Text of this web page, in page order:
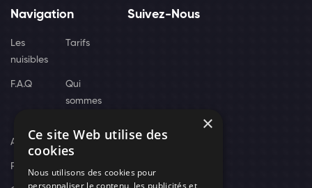
Navigation
Les
nuisibles
Tarifs
F.A.Q
Qui
sommes
Actus
Recrutement
Suivez-Nous
×
Ce site Web utilise des
cookies
Nous utilisons des cookies pour
personnaliser le contenu, les publicités et